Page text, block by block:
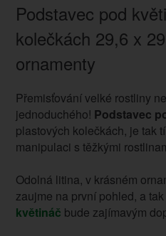
Podstavec pod
kolečkách 29,6 x
ornamenty
Přemisťování velké rostliny
jednoduchého! Podstavec
plastových kolečkách, je tak
manipulaci s těžkými
Odolná litina, v krásném
zaujme na první pohled, a
květináč bude zajímavým